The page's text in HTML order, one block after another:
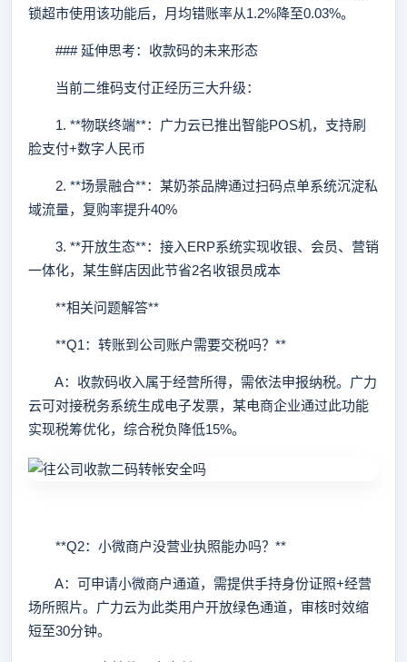
锁超市使用该功能后，月均错账率从1.2%降至0.03%。
### 延伸思考：收款码的未来形态
当前二维码支付正经历三大升级：
1. **物联终端**：广力云已推出智能POS机，支持刷
脸支付+数字人民币
2. **场景融合**：某奶茶品牌通过扫码点单系统沉淀私
域流量，复购率提升40%
3. **开放生态**：接入ERP系统实现收银、会员、营销
一体化，某生鲜店因此节省2名收银员成本
**相关问题解答**
**Q1：转账到公司账户需要交税吗？**
A：收款码收入属于经营所得，需依法申报纳税。广力
云可对接税务系统生成电子发票，某电商企业通过此功能
实现税筹优化，综合税负降低15%。
**Q2：小微商户没营业执照能办吗？**
A：可申请小微商户通道，需提供手持身份证照+经营
场所照片。广力云为此类用户开放绿色通道，审核时效缩
短至30分钟。